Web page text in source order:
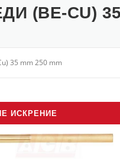
CU) 35
35 mm 250 mm
ИСКРЕНИЕ